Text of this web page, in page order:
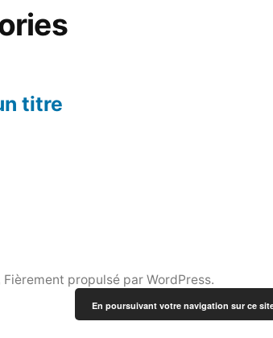
titre
Fièrement propulsé par WordPress.
En poursuivant votre navigation sur ce